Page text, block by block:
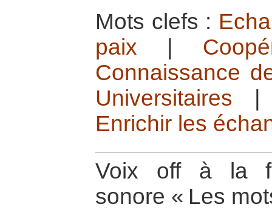
Mots clefs :
paix
Connaissance
Universitaires
Enrichir les
Voix off à la
sonore « Les